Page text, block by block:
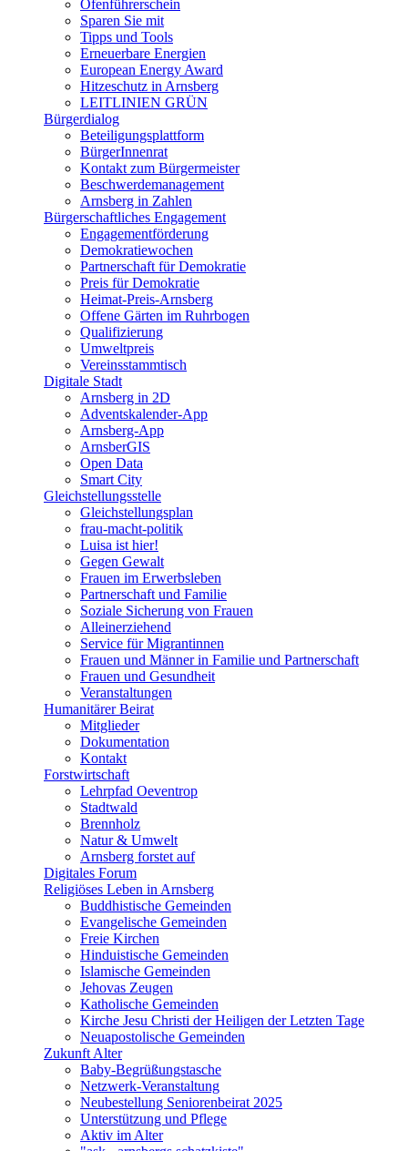
Ofenführerschein
Sparen Sie mit
Tipps und Tools
Erneuerbare Energien
European Energy Award
Hitzeschutz in Arnsberg
LEITLINIEN GRÜN
Bürgerdialog
Beteiligungsplattform
BürgerInnenrat
Kontakt zum Bürgermeister
Beschwerdemanagement
Arnsberg in Zahlen
Bürgerschaftliches Engagement
Engagementförderung
Demokratiewochen
Partnerschaft für Demokratie
Preis für Demokratie
Heimat-Preis-Arnsberg
Offene Gärten im Ruhrbogen
Qualifizierung
Umweltpreis
Vereinsstammtisch
Digitale Stadt
Arnsberg in 2D
Adventskalender-App
Arnsberg-App
ArnsberGIS
Open Data
Smart City
Gleichstellungsstelle
Gleichstellungsplan
frau-macht-politik
Luisa ist hier!
Gegen Gewalt
Frauen im Erwerbsleben
Partnerschaft und Familie
Soziale Sicherung von Frauen
Alleinerziehend
Service für Migrantinnen
Frauen und Männer in Familie und Partnerschaft
Frauen und Gesundheit
Veranstaltungen
Humanitärer Beirat
Mitglieder
Dokumentation
Kontakt
Forstwirtschaft
Lehrpfad Oeventrop
Stadtwald
Brennholz
Natur & Umwelt
Arnsberg forstet auf
Digitales Forum
Religiöses Leben in Arnsberg
Buddhistische Gemeinden
Evangelische Gemeinden
Freie Kirchen
Hinduistische Gemeinden
Islamische Gemeinden
Jehovas Zeugen
Katholische Gemeinden
Kirche Jesu Christi der Heiligen der Letzten Tage
Neuapostolische Gemeinden
Zukunft Alter
Baby-Begrüßungstasche
Netzwerk-Veranstaltung
Neubestellung Seniorenbeirat 2025
Unterstützung und Pflege
Aktiv im Alter